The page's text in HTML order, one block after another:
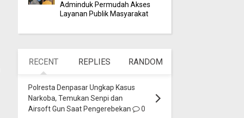
Adminduk Permudah Akses
Layanan Publik Masyarakat
RECENT REPLIES RANDOM
Polresta Denpasar Ungkap Kasus
Narkoba, Temukan Senpi dan
Airsoft Gun Saat Pengerebekan
0